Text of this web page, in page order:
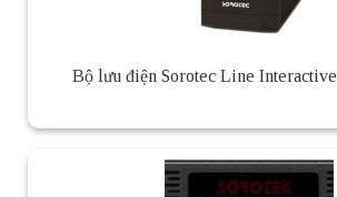
Bộ lưu điện Sorotec Line